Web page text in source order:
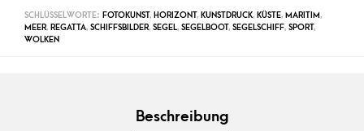
SCHLÜSSELWORTE: FOTOKUNST, HORIZONT, KUNSTDRUCK, KÜSTE, MARITIM,
MEER, REGATTA, SCHIFFSBILDER, SEGEL, SEGELBOOT, SEGELSCHIFF, SPORT,
WOLKEN
Beschreibung